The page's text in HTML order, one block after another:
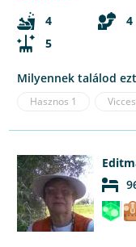
4
4
5
Milyennek találod
Hasznos 1 Vicces